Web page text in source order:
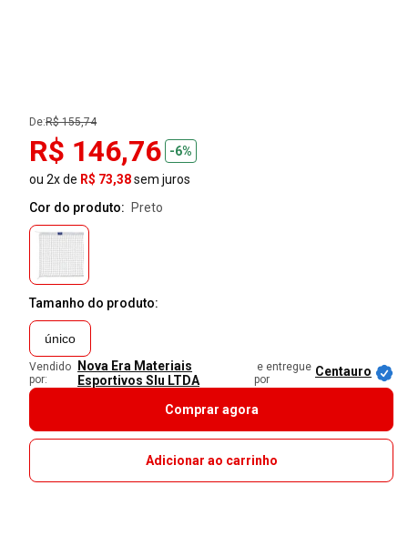
De:R$ 155,74
R$ 146,76
-6%
ou 2x de R$ 73,38sem juros
Cor do produto:
preto
Tamanho do produto:
único
Vendido
por:
Nova Era Materiais
Esportivos Slu LTDA
e entregue
por
Centauro
Comprar agora
Adicionar ao carrinho